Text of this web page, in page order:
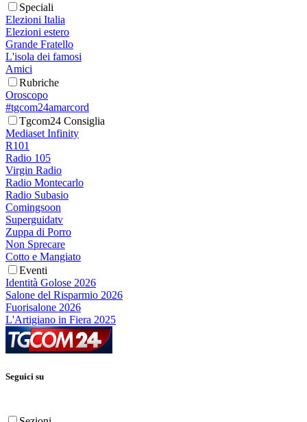
Speciali
Elezioni Italia
Elezioni estero
Grande Fratello
L'isola dei famosi
Amici
Rubriche
Oroscopo
#tgcom24amarcord
Tgcom24 Consiglia
Mediaset Infinity
R101
Radio 105
Virgin Radio
Radio Montecarlo
Radio Subasio
Comingsoon
Superguidatv
Zuppa di Porro
Non Sprecare
Cotto e Mangiato
Eventi
Identità Golose 2026
Salone del Risparmio 2026
Fuorisalone 2026
L'Artigiano in Fiera 2025
Seguici su